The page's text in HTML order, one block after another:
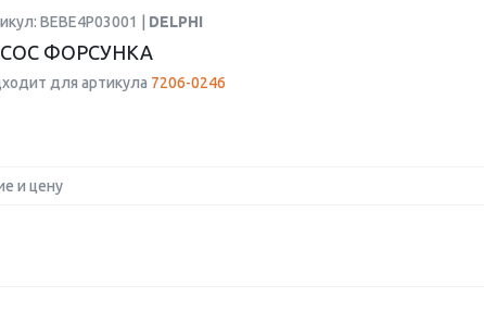
BEBE4P03001 | DELPHI
ФОРСУНКА
для артикула 7206-0246
и цену